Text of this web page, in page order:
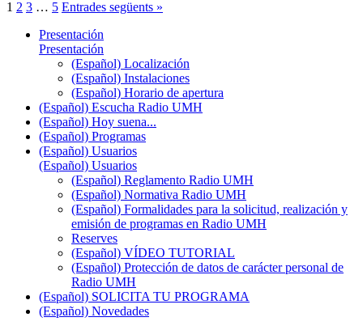
1 2 3 … 5 Entrades següents »
Presentación
Presentación
(Español) Localización
(Español) Instalaciones
(Español) Horario de apertura
(Español) Escucha Radio UMH
(Español) Hoy suena...
(Español) Programas
(Español) Usuarios
(Español) Usuarios
(Español) Reglamento Radio UMH
(Español) Normativa Radio UMH
(Español) Formalidades para la solicitud, realización y
emisión de programas en Radio UMH
Reserves
(Español) VÍDEO TUTORIAL
(Español) Protección de datos de carácter personal de
Radio UMH
(Español) SOLICITA TU PROGRAMA
(Español) Novedades